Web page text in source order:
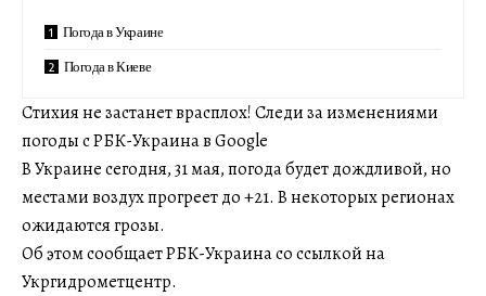
Погода в Украине
Погода в Киеве
Стихия не застанет врасплох! Следи за изменениями
погоды с РБК-Украина в Google
В Украине сегодня, 31 мая, погода будет дождливой, но
местами воздух прогреет до +21. В некоторых регионах
ожидаются грозы.
Об этом сообщает РБК-Украина со ссылкой на
Укргидрометцентр.